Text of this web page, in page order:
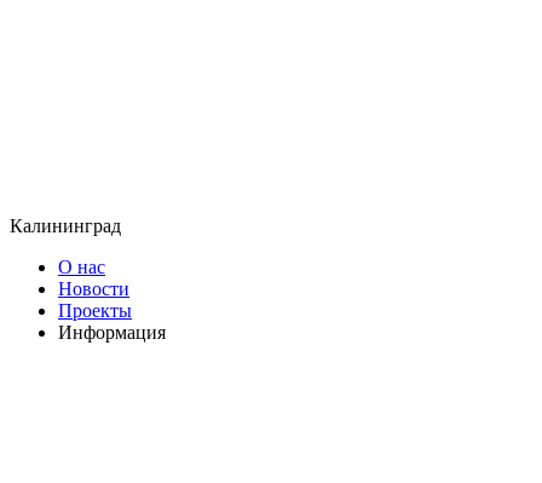
Калининград
О нас
Новости
Проекты
Информация